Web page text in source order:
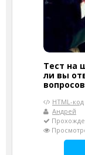
Тест на
ли вы
HTML-код
Андрей